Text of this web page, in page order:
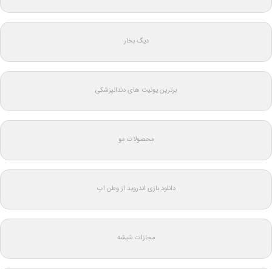
دیگ بخار
برترین یونیت های دندانپزشکی
محصولات مو
دانلود بازی اندروید از وطن اپ
مجازات شیشه